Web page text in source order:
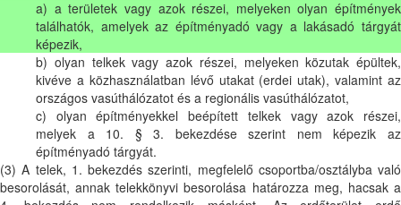
a) a területek vagy azok részei, melyeken olyan építmények
találhatók, amelyek az építményadó vagy a lakásadó tárgyát
képezik,
b) olyan telkek vagy azok részei, melyeken közutak épültek,
kivéve a közhasználatban lévő utakat (erdei utak), valamint az
országos vasúthálózatot és a regionális vasúthálózatot,
c) olyan építményekkel beépített telkek vagy azok részei,
melyek a 10. § 3. bekezdése szerint nem képezik az
építményadó tárgyát.
(3) A telek, 1. bekezdés szerinti, megfelelő csoportba/osztályba való
besorolását, annak telekkönyvi besorolása határozza meg, hacsak a